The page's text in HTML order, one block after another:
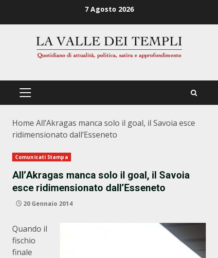
7 Agosto 2026
PRIMÄRES
Home All’Akragas manca solo il goal, il Savoia esce
ridimensionato dall’Esseneto
Comunicati Stampa
All’Akragas manca solo il goal, il Savoia
esce ridimensionato dall’Esseneto
20 Gennaio 2014
Quando il
fischio
finale